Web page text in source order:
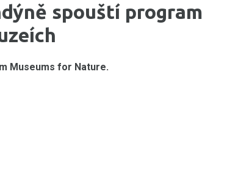
spouští program
Museums for Nature.